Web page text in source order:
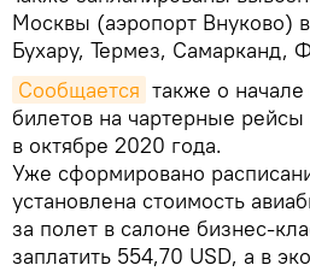
Москвы (аэропорт Внуково)
Бухару, Термез, Самарканд,
Сообщается также о
билетов на чартерные
в октябре 2020 года.
Уже сформировано
установлена стоимость
за полет в салоне бизнес-
заплатить 554,70 USD, а в